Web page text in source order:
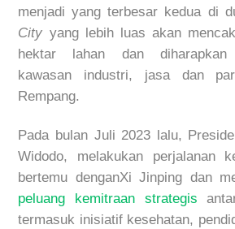
menjadi yang terbesar kedua di
City yang lebih luas akan
hektar lahan dan diharapkan
kawasan industri, jasa dan
Rempang.
Pada bulan Juli 2023 lalu,
Widodo, melakukan perjalanan
bertemu denganXi Jinping dan
peluang kemitraan strategis
termasuk inisiatif kesehatan,